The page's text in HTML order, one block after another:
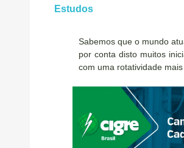
Estudos
Sabemos que o mundo
por conta disto muitos
com uma rotatividade